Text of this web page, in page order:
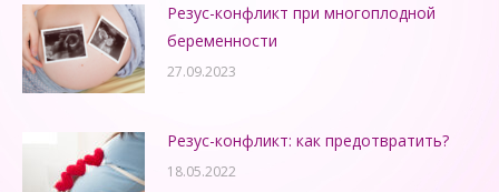
Резус-конфликт при многоплодной
беременности
27.09.2023
Резус-конфликт: как предотвратить?
18.05.2022